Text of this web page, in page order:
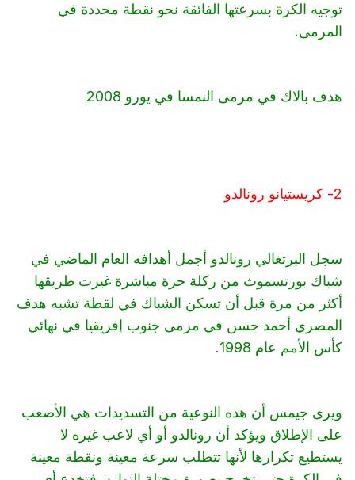
توجيه الكرة بسرعتها الفائقة نحو نقطة محددة في
المرمى.
هدف بالاك في مرمى النمسا في يورو 2008
2- كريستيانو رونالدو
سجل البرتغالي رونالدو أجمل أهدافه العام الماضي في
شباك بورتسموث من ركلة حرة مباشرة غيرت طريقها
أكثر من مرة قبل أن تسكن الشباك في لقطة تشبه هدف
المصري أحمد حسن في مرمى جنوب إفريقيا في نهائي
كأس الأمم عام 1998.
ويرى جيمس أن هذه النوعية من التسديدات هي الأصعب
على الإطلاق ويؤكد أن رونالدو أو أي لاعب غيره لا
يستطيع تكرارها لأنها تتطلب سرعة معينة ونقطة معينة